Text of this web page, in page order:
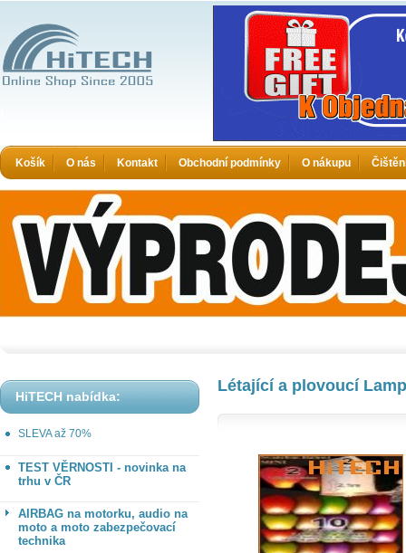
Košík O nás Kontakt Obchodní podmínky O nákupu
HiTECH nabídka:
SLEVA až 70%
TEST VĚRNOSTI - novinka na
trhu v ČR
AIRBAG na motorku, audio na
moto a moto zabezpečovací
technika
Létající a plovoucí